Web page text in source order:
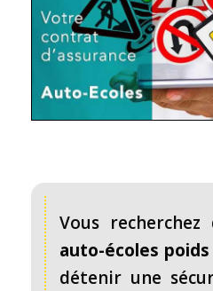
Vous recherchez
auto-écoles
détenir une